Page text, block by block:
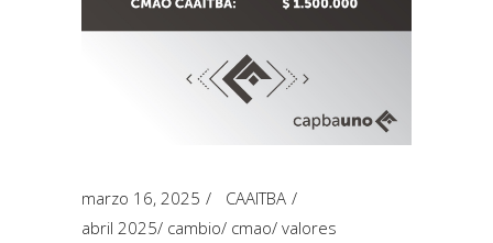
marzo 16, 2025
CAAITBA
abril 2025/ cambio/ cmao/ valores